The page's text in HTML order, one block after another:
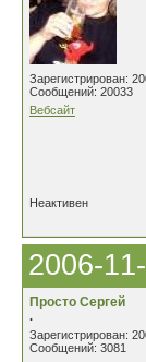
Зарегистрирован:
Сообщений: 20033
Вебсайт
Неактивен
2006-
Просто Сергей
.
Зарегистрирован:
Сообщений: 3081